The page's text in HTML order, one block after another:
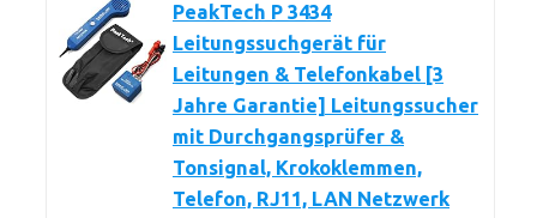
PeakTech P 3434
Leitungssuchgerät für
Leitungen & Telefonkabel [3
Jahre Garantie] Leitungssucher
mit Durchgangsprüfer &
Tonsignal, Krokoklemmen,
Telefon, RJ11, LAN Netzwerk